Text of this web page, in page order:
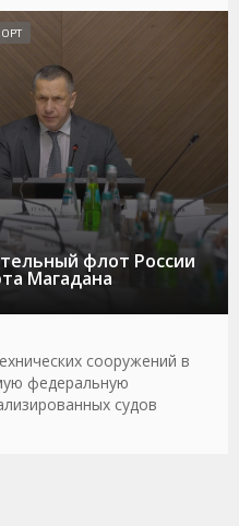
флот России
Магадана
сооружений в
федеральную
судов